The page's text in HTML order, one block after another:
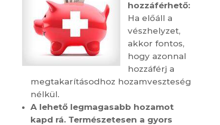
hozzáférhető:
Ha előáll a
vészhelyzet,
akkor fontos,
hogy azonnal
hozzáférj a
megtakarításodhoz hozamveszteség
nélkül.
A lehető legmagasabb hozamot
kapd rá. Természetesen a gyors